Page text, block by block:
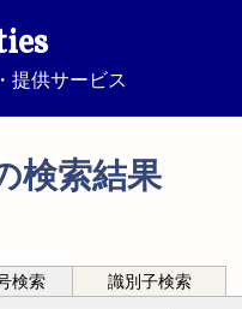
提供サービス
検索結果
検索 識別子検索